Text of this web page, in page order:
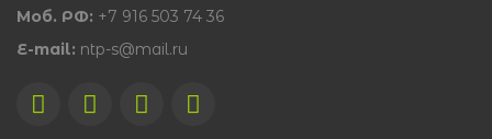
Моб. РФ: +7 916 503 74 36
E-mail: ntp-s@mail.ru